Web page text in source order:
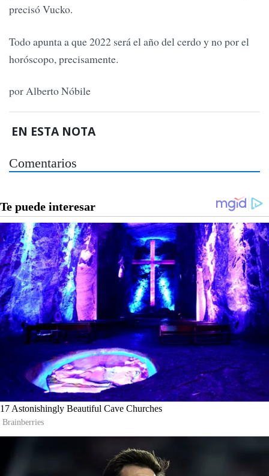
precisó Vucko.
Todo apunta a que 2022 será el año del cerdo y no por el
horóscopo, precisamente.
por Alberto Nóbile
EN ESTA NOTA
Comentarios